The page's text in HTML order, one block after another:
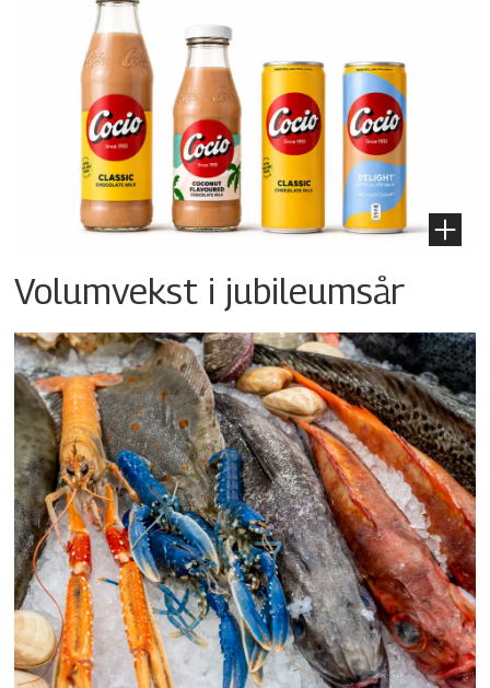
Volumvekst i jubileumsår